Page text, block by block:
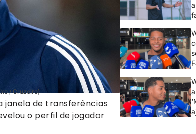
/ Cruzeiro)
janela de transferências
o perfil de jogador